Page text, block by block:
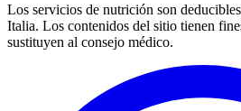
Los servicios de nutrición son
Italia. Los contenidos del sitio tienen
sustituyen al consejo médico.